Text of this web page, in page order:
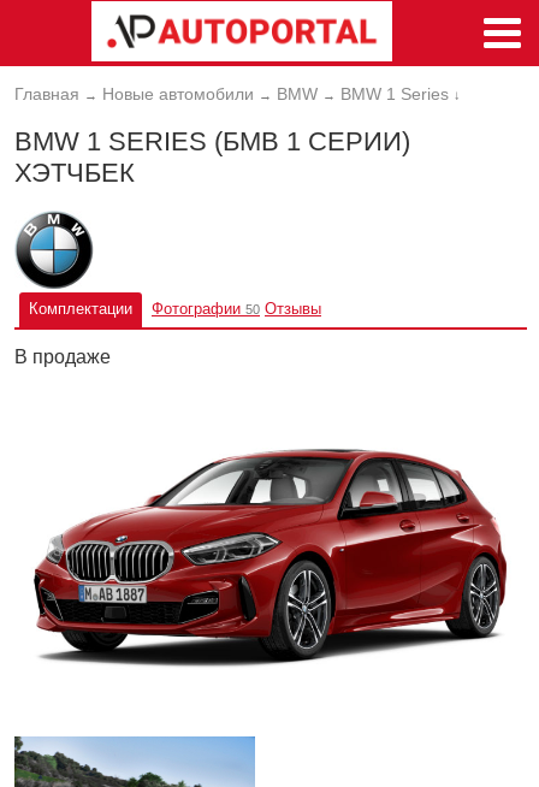
Главная → Новые автомобили → BMW → BMW 1 Series ↓
BMW 1 SERIES (БМВ 1 СЕРИИ)
ХЭТЧБЕК
Комплектации Фотографии 50 Отзывы
В продаже